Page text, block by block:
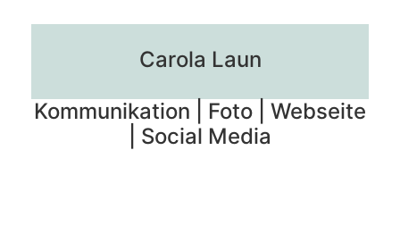
Carola Laun
Kommunikation | Foto | Webseite
| Social Media